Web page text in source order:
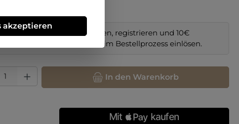
im Online-Shop bestellen, registrieren und 10€
im Bestellprozess einlösen.
Anzahl: Gib den gewünschten Wert ein oder benutze die
In den Warenkorb
akzeptieren